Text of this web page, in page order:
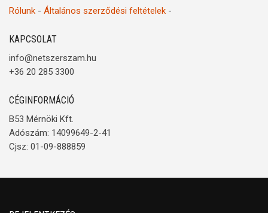
Rólunk - Általános szerződési feltételek -
KAPCSOLAT
info@netszerszam.hu
+36 20 285 3300
CÉGINFORMÁCIÓ
B53 Mérnöki Kft.
Adószám: 14099649-2-41
Cjsz: 01-09-888859